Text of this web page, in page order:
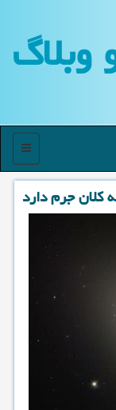
وبلاگ
منو
كلان جرم دارد